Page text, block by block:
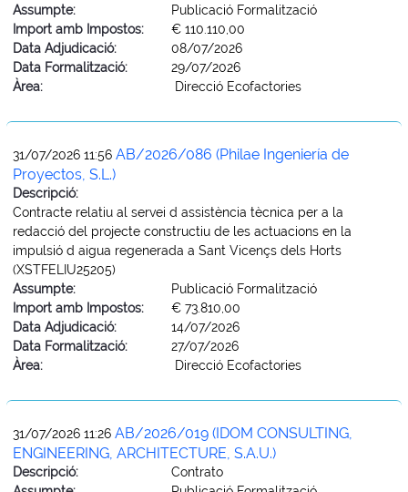
Assumpte:
Publicació Formalització
Import amb Impostos:
€ 110.110,00
Data Adjudicació:
08/07/2026
Data Formalització:
29/07/2026
Àrea:
Direcció Ecofactories
31/07/2026 11:56 AB/2026/086 (Philae Ingeniería de
Proyectos, S.L.)
Descripció:
Contracte relatiu al servei d assistència tècnica per a la
redacció del projecte constructiu de les actuacions en la
impulsió d aigua regenerada a Sant Vicençs dels Horts
(XSTFELIU25205)
Assumpte:
Publicació Formalització
Import amb Impostos:
€ 73.810,00
Data Adjudicació:
14/07/2026
Data Formalització:
27/07/2026
Àrea:
Direcció Ecofactories
31/07/2026 11:26 AB/2026/019 (IDOM CONSULTING,
ENGINEERING, ARCHITECTURE, S.A.U.)
Descripció:
Contrato